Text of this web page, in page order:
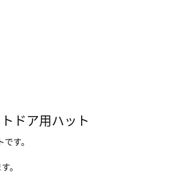
ドア用ハット
す。
。